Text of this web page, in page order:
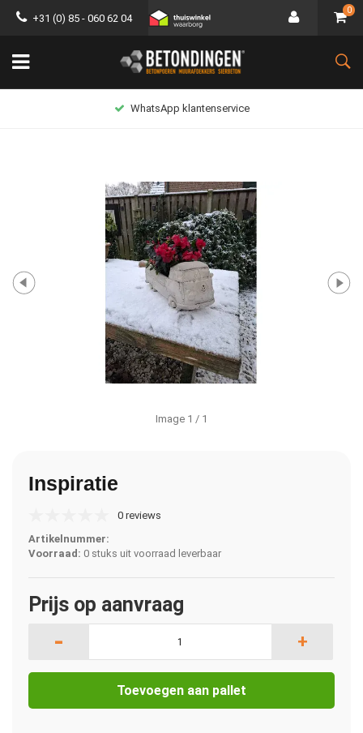
+31 (0) 85 - 060 62 04
0
WhatsApp klantenservice
Image 1 / 1
Inspiratie
0 reviews
Artikelnummer:
Voorraad: 0 stuks uit voorraad leverbaar
Prijs op aanvraag
- +
Toevoegen aan pallet